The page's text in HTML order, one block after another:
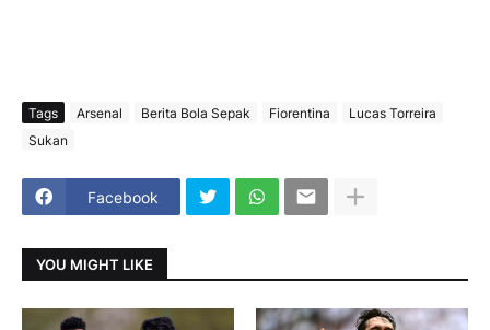
Tags Arsenal Berita Bola Sepak Fiorentina
Lucas Torreira
Sukan
Facebook
YOU MIGHT LIKE